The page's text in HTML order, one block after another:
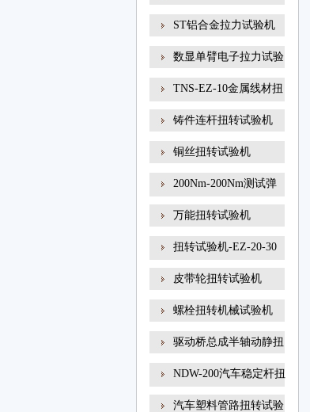
ST铝合金拉力试验机
数显单臂电子拉力试验
TNS-EZ-10金属线材扭
铸件连杆扭转试验机
铜丝扭转试验机
200Nm-200Nm测试弹
万能扭转试验机
扭转试验机-EZ-20-30
皮带轮扭转试验机
螺栓扭转机械试验机
驱动桥总成半轴动静扭
NDW-200汽车稳定杆扭
汽车塑料管路扭转试验